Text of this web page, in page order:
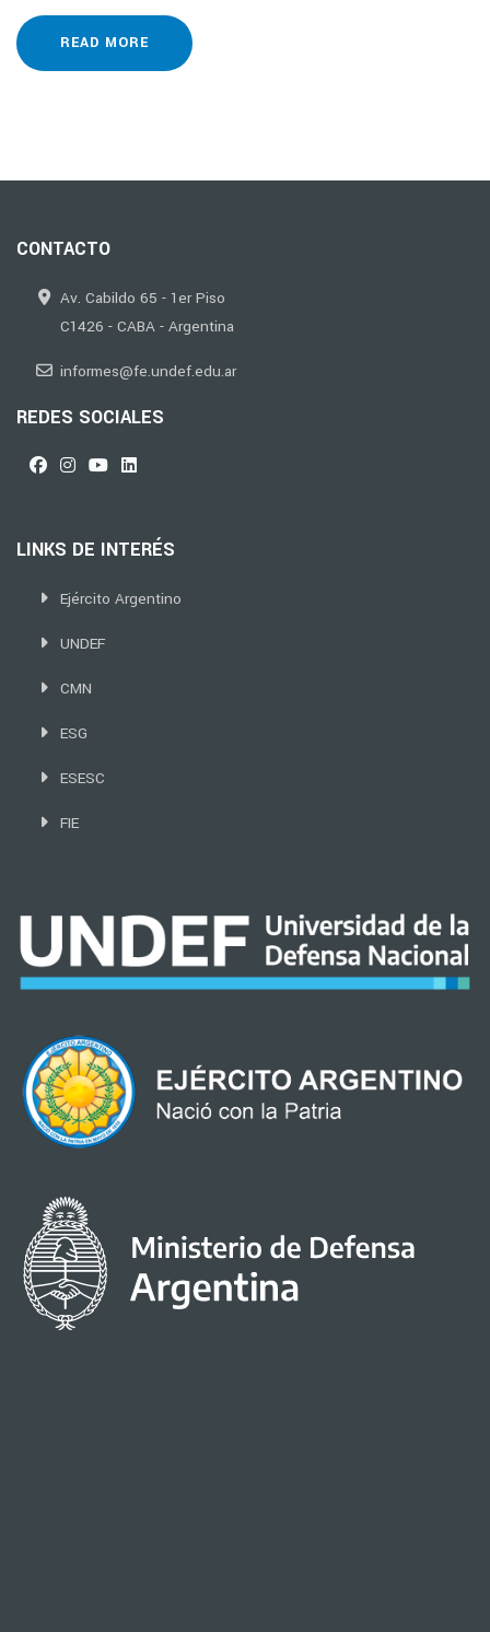
READ MORE
CONTACTO
Av. Cabildo 65 - 1er Piso
C1426 - CABA - Argentina
informes@fe.undef.edu.ar
REDES SOCIALES
LINKS DE INTERÉS
Ejército Argentino
UNDEF
CMN
ESG
ESESC
FIE